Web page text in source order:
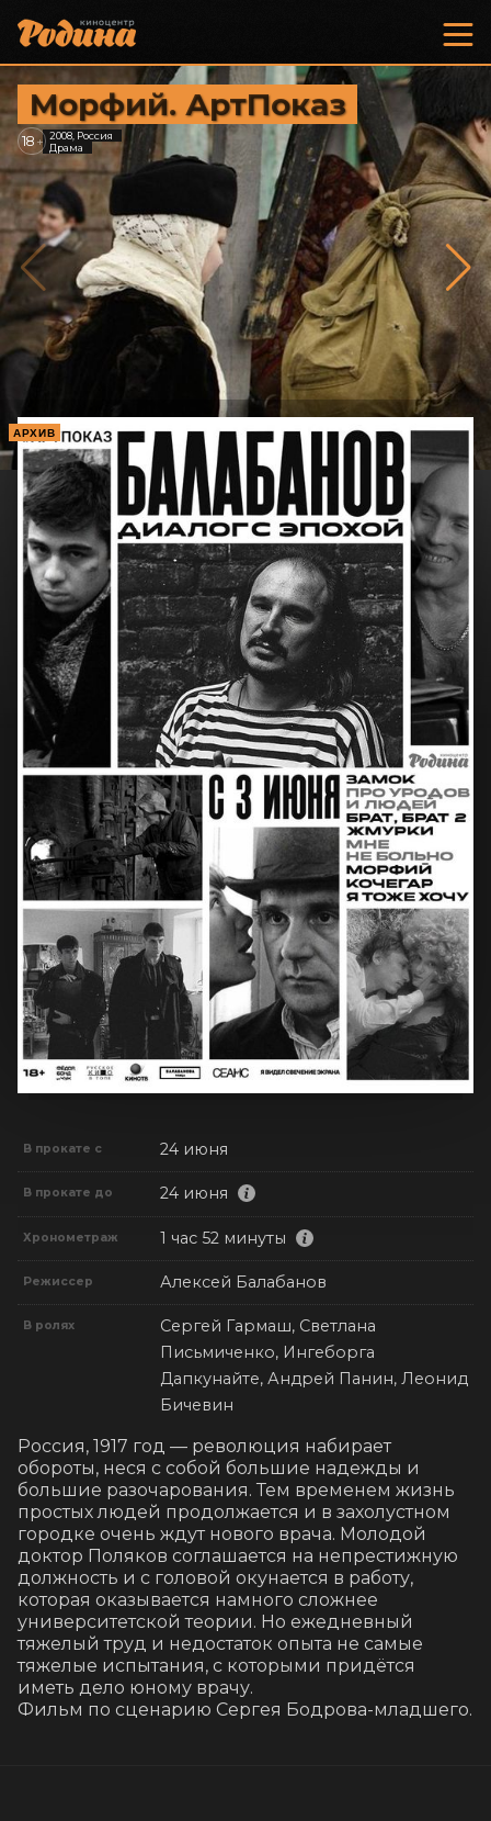
Морфий. АртПоказ
18 + 2008, Россия
Драма
АРХИВ
В прокате с 24 июня
В прокате до 24 июня
Хронометраж 1 час 52 минуты
Режиссер Алексей Балабанов
В ролях
Сергей Гармаш, Светлана
Письмиченко, Ингеборга
Дапкунайте, Андрей Панин, Леонид
Бичевин
Россия, 1917 год — революция набирает
обороты, неся с собой большие надежды и
большие разочарования. Тем временем жизнь
простых людей продолжается и в захолустном
городке очень ждут нового врача. Молодой
доктор Поляков соглашается на непрестижную
должность и с головой окунается в работу,
которая оказывается намного сложнее
университетской теории. Но ежедневный
тяжелый труд и недостаток опыта не самые
тяжелые испытания, с которыми придётся
иметь дело юному врачу.
Фильм по сценарию Сергея Бодрова-младшего.